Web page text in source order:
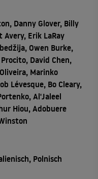
Danny Glover, Billy
Erik LaRay
Owen Burke,
David Chen,
Marinko
Lévesque, Bo Cleary,
Al'Jaleel
Hiou, Adobuere
Polnisch